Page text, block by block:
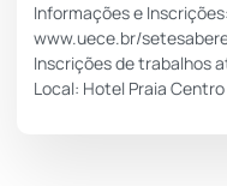
Informações e Inscrições:
www.uece.br/
Inscrições de trabalhos
Local: Hotel Praia